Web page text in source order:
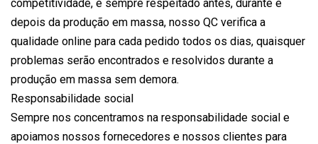
competitividade, é sempre respeitado antes, durante e
depois da produção em massa, nosso QC verifica a
qualidade online para cada pedido todos os dias, quaisquer
problemas serão encontrados e resolvidos durante a
produção em massa sem demora.
Responsabilidade social
Sempre nos concentramos na responsabilidade social e
apoiamos nossos fornecedores e nossos clientes para